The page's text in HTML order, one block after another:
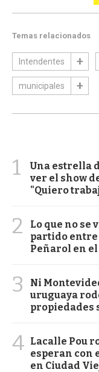
Temas relacionados
Intendentes
municipales
1
Una estrella
ver el show
"Quiero
2
Lo que no se
partido entre
Peñarol en
3
Ni
uruguaya
propiedades
4 Lacalle Pou
esperan con
en Ciudad